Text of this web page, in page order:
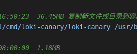
36.45MB 复制新文件或目录到容
cmd/loki-canary/loki-canary /
1.18MB